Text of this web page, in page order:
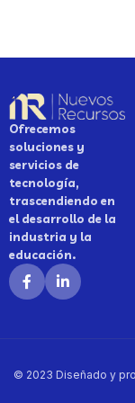
Ofrecemos
soluciones y
servicios de
tecnología,
trascendiendo en
el desarrollo de la
industria y la
educación.
© 2023 Diseñado y